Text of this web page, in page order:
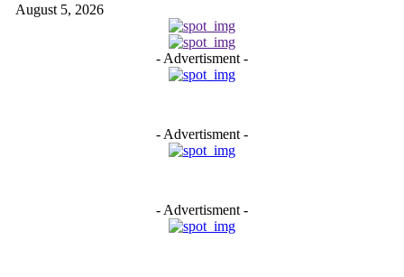
August 5, 2026
- Advertisment -
- Advertisment -
- Advertisment -